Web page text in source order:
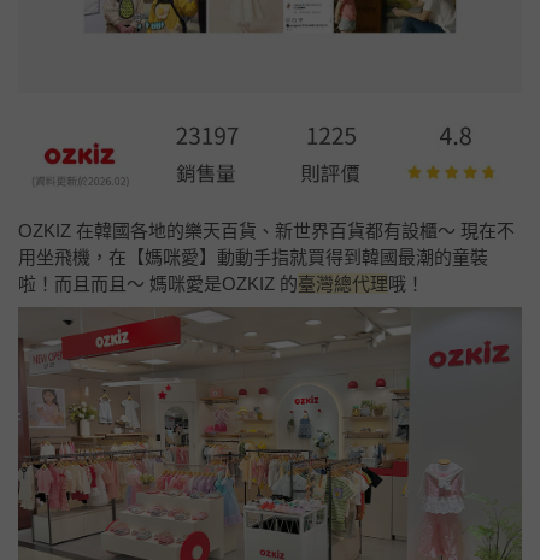
OZKIZ 在韓國各地的樂天百貨、新世界百貨都有設櫃～ 現在不
用坐飛機，在【媽咪愛】動動手指就買得到韓國最潮的童裝
啦！而且而且～ 媽咪愛是OZKIZ 的臺灣總代理哦！